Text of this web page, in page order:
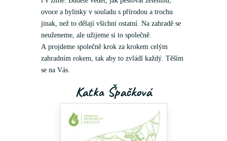
ovoce a bylinky v souladu s přírodou a trochu
jinak, než to dělají všichni ostatní. Na zahradě se
neuženeme, ale užijeme si to společně.
A projdeme společně krok za krokem celým
zahradním rokem, tak aby to zvládl každý. Těším
se na Vás.
Katka Špačková